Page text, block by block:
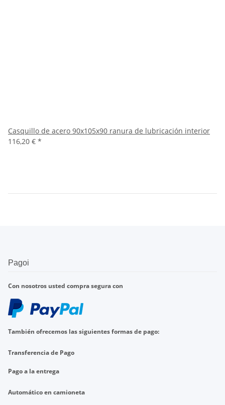
Casquillo de acero 90x105x90 ranura de lubricación interior
116,20 € *
Pagoi
Con nosotros usted comprasegura con
También ofrecemos lassiguientes formas de pago:
Transferencia de Pago
Pago a la entrega
Automático en camioneta